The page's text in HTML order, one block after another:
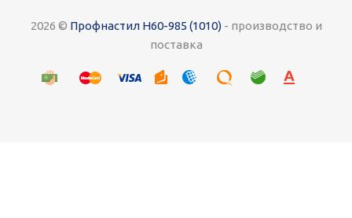
2026 © Профнастил Н60-985 (1010)- производство и
поставка